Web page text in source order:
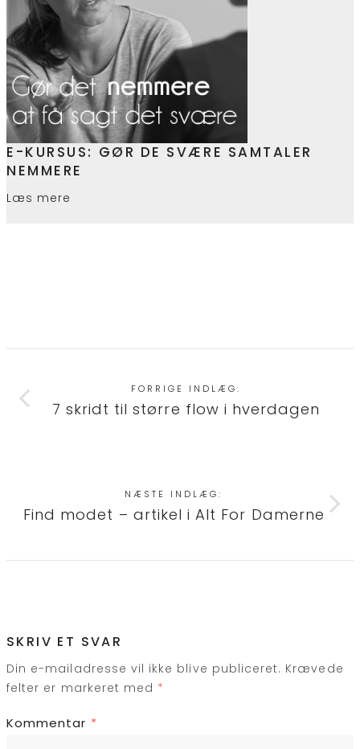
E-KURSUS: GØR DE SVÆRE SAMTALER
NEMMERE
Læs mere
FORRIGE INDLÆG:
7 skridt til større flow i hverdagen
NÆSTE INDLÆG:
Find modet – artikel i Alt For Damerne
SKRIV ET SVAR
Din e-mailadresse vil ikke blive publiceret. Krævede
felter er markeret med *
Kommentar *